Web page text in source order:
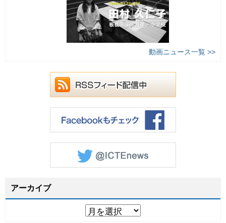
動画ニュース一覧 >>
アーカイブ